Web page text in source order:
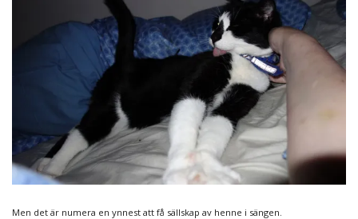
Men det är numera en ynnest att få sällskap av henne i sängen.